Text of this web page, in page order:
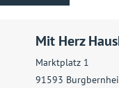
Mit Herz
Marktplatz 1
91593